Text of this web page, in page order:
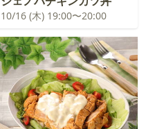
10/16 (木) 19:00〜20:00